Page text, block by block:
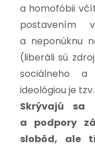
a homofóbii
postavením
a neponúknu
(liberáli sú
sociálneho a
ideológiou je tzv.
Skrývajú sa
a podpory
slobôd, ale